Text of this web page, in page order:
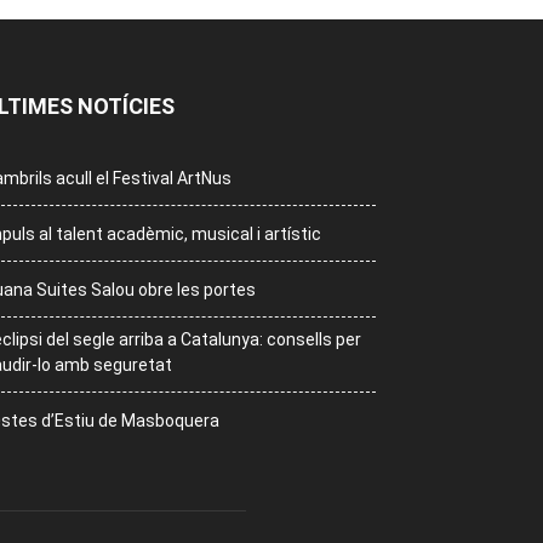
NOTÍCIES
acull el Festival ArtNus
al talent acadèmic, musical i artístic
Suites Salou obre les portes
del segle arriba a Catalunya: consells per
lo amb seguretat
d’Estiu de Masboquera